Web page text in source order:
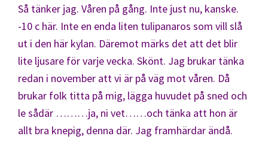
Så tänker jag. Våren på gång. Inte just nu, kanske.
-10 c här. Inte en enda liten tulipanaros som vill slå
ut i den här kylan. Däremot märks det att det blir
lite ljusare för varje vecka. Skönt. Jag brukar tänka
redan i november att vi är på väg mot våren. Då
brukar folk titta på mig, lägga huvudet på sned och
le sådär ………ja, ni vet……och tänka att hon är
allt bra knepig, denna där. Jag framhärdar ändå.